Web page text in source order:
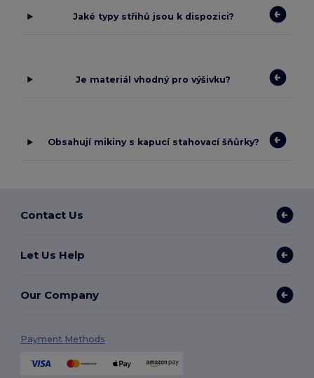
Jaké typy střihů jsou k dispozici?
Je materiál vhodný pro výšivku?
Obsahují mikiny s kapucí stahovací šňůrky?
Contact Us
Let Us Help
Our Company
Payment Methods